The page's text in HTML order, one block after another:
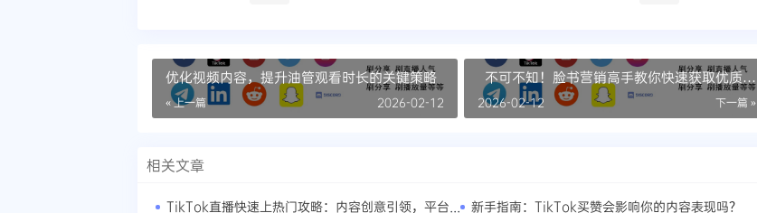
优化视频内容，提升油管观看时长的关键策略
« 上一篇 2026-02-12
不可不知！脸书营销高手教你快速获取优质粉
丝
下一篇 »
2026-02-12
相关文章
新手指南：TikTok买赞会影响你的内容表现吗？